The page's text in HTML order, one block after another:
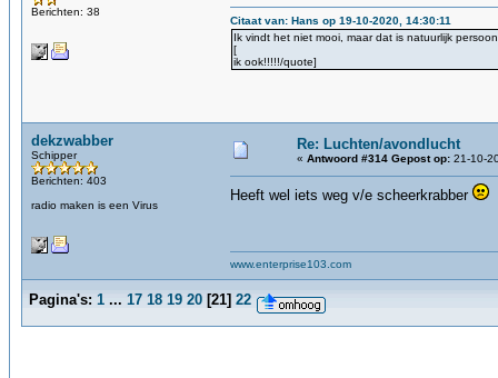
Berichten: 38
Citaat van: Hans op 19-10-2020, 14:30:11
Ik vindt het niet mooi, maar dat is natuurlijk
[
ik ook!!!!!/quote]
dekzwabber
Schipper
Berichten: 403
radio maken is een Virus
Re: Luchten/avondlucht
« Antwoord #314 Gepost op: 21-10-
Heeft wel iets weg v/e scheerkrabber
www.enterprise103.com
Pagina's: 1 ... 17 18 19 20 [21] 22